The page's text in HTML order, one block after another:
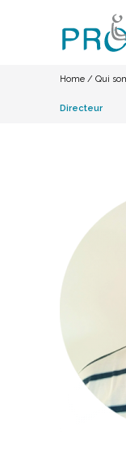
Home / Qui
Directeur